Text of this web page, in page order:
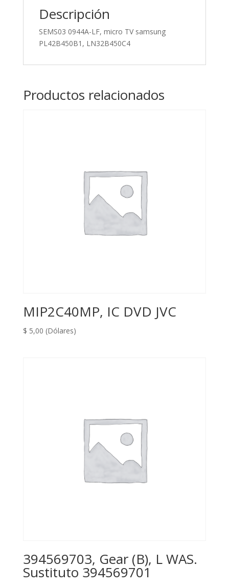
Descripción
SEMS03 0944A-LF, micro TV samsung
PL42B450B1, LN32B450C4
Productos relacionados
MIP2C40MP, IC DVD JVC
$ 5,00 (Dólares)
394569703, Gear (B), L WAS.
Sustituto 394569701